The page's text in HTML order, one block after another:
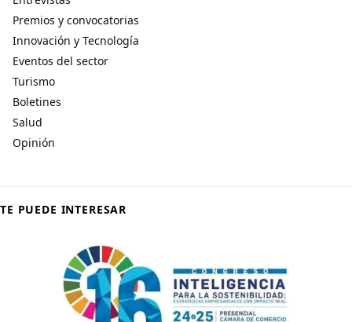
Premios y convocatorias
Innovación y Tecnología
Eventos del sector
Turismo
Boletines
Salud
Opinión
TE PUEDE INTERESAR